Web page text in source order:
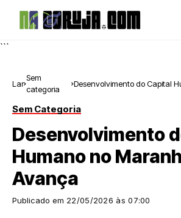
```
Lar
Sem
categoria
Desenvolvimento do Capital
Sem Categoria
Desenvolvimento
Humano no
Avança
Publicado em 22/05/2026 às 07:00